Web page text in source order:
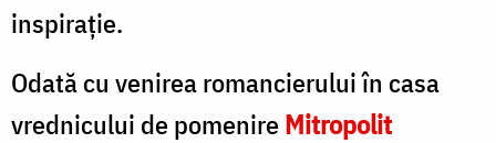
inspiraţie.
Odată cu venirea romancierului în casa
vrednicului de pomenireMitropolit